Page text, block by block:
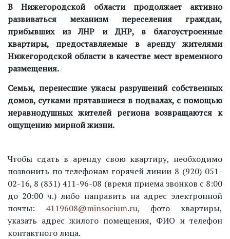
В Нижегородской области продолжает активно
развиваться механизм переселения граждан,
прибывших из ЛНР и ДНР, в благоустроенные
квартиры, предоставляемые в аренду жителями
Нижегородской области в качестве мест временного
размещения.
Семьи, перенесшие ужасы разрушений собственных
домов, сутками прятавшиеся в подвалах, с помощью
неравнодушных жителей региона возвращаются к
ощущению мирной жизни.
Чтобы сдать в аренду свою квартиру, необходимо
позвонить по телефонам горячей линии 8 (920) 051-
02-16, 8 (831) 411-96-08 (время приема звонков с 8:00
до 20:00 ч.) либо направить на адрес электронной
почты: 4119608@minsocium.ru, фото квартиры,
указать адрес жилого помещения, ФИО и телефон
контактного лица.